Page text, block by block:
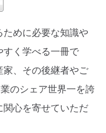
めに必要な知識や
く学べる一冊で
、その後継者やご
のシェア世界一を誇
関心を寄せていただ